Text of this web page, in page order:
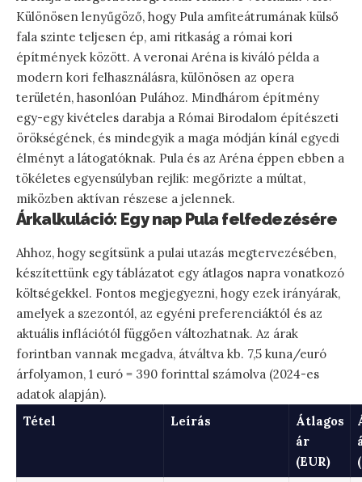
Különösen lenyűgöző, hogy Pula amfiteátrumának külső
fala szinte teljesen ép, ami ritkaság a római kori
építmények között. A veronai Aréna is kiváló példa a
modern kori felhasználásra, különösen az opera
területén, hasonlóan Pulához. Mindhárom építmény
egy-egy kivételes darabja a Római Birodalom építészeti
örökségének, és mindegyik a maga módján kínál egyedi
élményt a látogatóknak. Pula és az Aréna éppen ebben a
tökéletes egyensúlyban rejlik: megőrizte a múltat,
miközben aktívan részese a jelennek.
Árkalkuláció: Egy nap Pula felfedezésére
Ahhoz, hogy segítsünk a pulai utazás megtervezésében,
készítettünk egy táblázatot egy átlagos napra vonatkozó
költségekkel. Fontos megjegyezni, hogy ezek irányárak,
amelyek a szezontól, az egyéni preferenciáktól és az
aktuális inflációtól függően változhatnak. Az árak
forintban vannak megadva, átváltva kb. 7,5 kuna/euró
árfolyamon, 1 euró = 390 forinttal számolva (2024-es
adatok alapján).
Tétel
Leírás
Átlagos
ár
(EUR)